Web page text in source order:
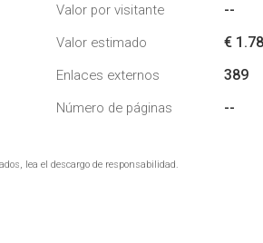
Valor por visitante --
Valor estimado €
Enlaces externos 389
Número de páginas --
lea el descargo de responsabilidad.